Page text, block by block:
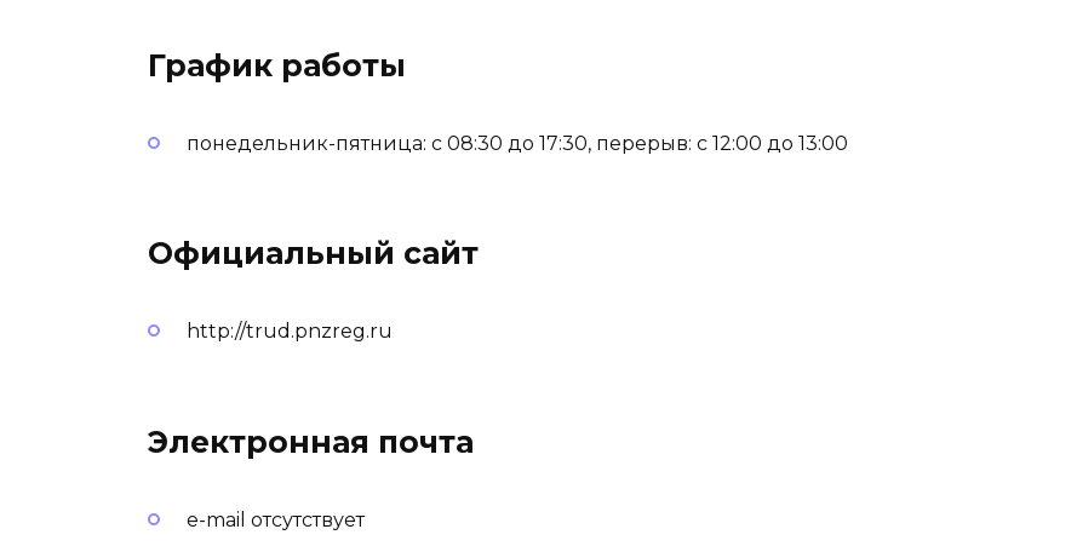
График работы
понедельник-пятница: с 08:30 до 17:30, перерыв: с 12:00 до 13:00
Официальный сайт
http://trud.pnzreg.ru
Электронная почта
e-mail отсутствует